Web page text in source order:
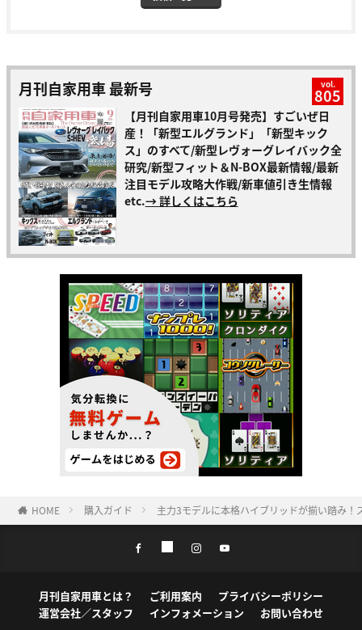
月刊自家用車 最新号 vol.
805
【月刊自家用車10月号発売】すごいぜ日
産！「新型エルグランド」「新型キック
ス」のすべて/新型レヴォーグレイバック全
研究/新型フィット＆N-BOX最新情報/最新
注目モデル攻略大作戦/新車値引き生情報
etc.→ 詳しくはこちら
HOME 購入ガイド 主力3モデルに本格ハイブリッドが揃い踏み
月刊自家用車とは？ ご利用案内
プライバシーポリシー
運営会社／スタッフ
インフォメーション お問い合わせ